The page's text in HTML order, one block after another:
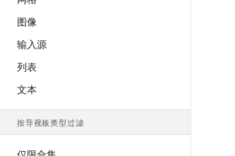
图像
输入源
列表
文本
按导视板类型过滤